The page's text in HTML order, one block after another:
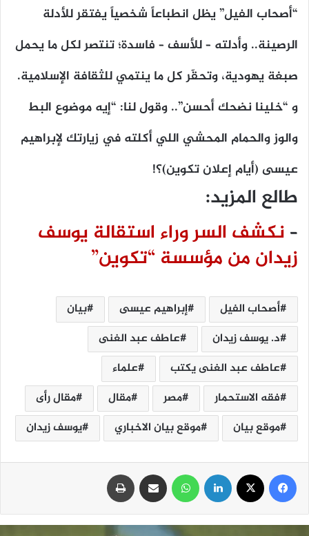
“أصحاب الفيل” يظل انطباعاً شخصياً يفتقر للأدلة
الرصينة.. وأدلته – للأسف – فاسدة؛ تنتصر لكل ما يحمل
صبغة يهودية، وتحقّر كل ما ينتمي للثقافة الإسلامية.
و “خلينا نضحك أحسن”.. وقول لنا: “إيه موضوع البط
والوز والحمام المحشي اللي أكلته في زيارتك لإبراهيم
عيسى (أيام إعلان تكوين)؟!
طالع المزيد:
– نكشف السر وراء استقالة يوسف
زيدان من مؤسسة “تكوين”
أصحاب الفيل إبراهيم عيسى
بيان
د. يوسف زيدان
عاطف عبد الغنى
عاطف عبد الغنى يكتب
علماء
فقه الاستحمار
مصر مقال
مقال رأى
موقع بيان
موقع بيان الاخباري يوسف زيدان